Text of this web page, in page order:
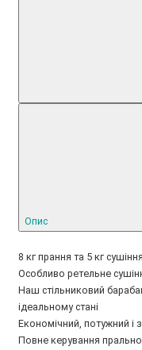
Опис
8 кг прання та 5 кг
Особливо ретельне
Наш стільниковий
ідеальному стані
Економічний, потужний і
Повне керування